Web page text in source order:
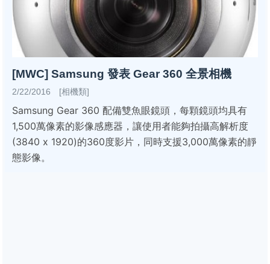
[MWC] Samsung 發表 Gear 360 全景相機
2/22/2016 [相機類]
Samsung Gear 360 配備雙魚眼鏡頭，每顆鏡頭均具有
1,500萬像素的影像感應器，讓使用者能夠拍攝高解析度
(3840 x 1920)的360度影片，同時支援3,000萬像素的靜
態影像。